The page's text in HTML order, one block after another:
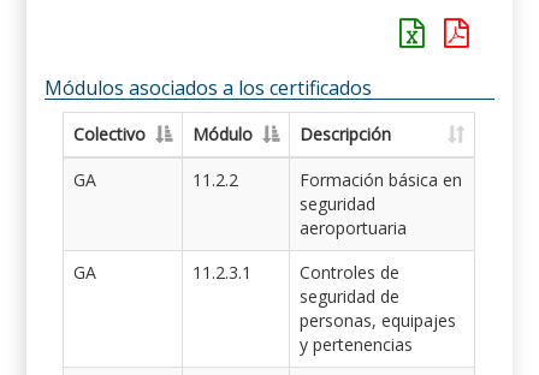
Módulos asociados a los certificados
Colectivo Módulo
Descripción
GA
11.2.2
Formación básica en
seguridad
aeroportuaria
GA
11.2.3.1
Controles de
seguridad de
personas, equipajes
y pertenencias